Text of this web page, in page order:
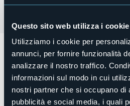
Questo sito web utilizza i cookie
Utilizziamo i cookie per
annunci, per fornire funzionalità
analizzare il nostro traffico.
informazioni sul modo in cui
nostri partner che si occupano di
pubblicità e social media, i quali
Martedì 31 dicembresi festeggia
di Vigezzocon un cenone
le stelle, i fuochi d'artificio, il
Grieco!
Per programma e costicliccare